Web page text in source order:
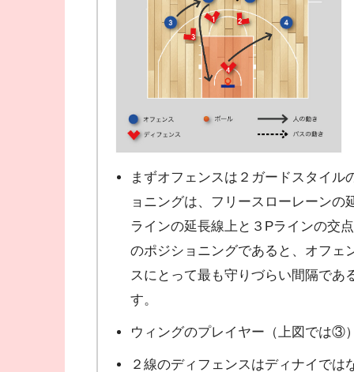
まずオフェンスは２ガードスタイ
ョニングは、フリースローレーン
ラインの延長線上と３Pラインの交
のポジショニングであると、オフェ
スにとって最も守りづらい間隔であ
す。
ウィングのプレイヤー（上図では③
２線のディフェンスはディナイで